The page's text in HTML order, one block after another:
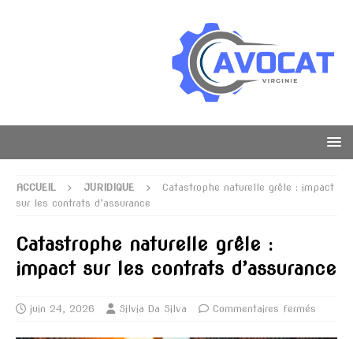
ACCUEIL JURIDIQUE
Catastrophe naturelle grêle : impact
sur les contrats d’assurance
Catastrophe naturelle grêle :
impact sur les contrats d’assurance
juin 24, 2026 Silvia Da Silva Commentaires fermés